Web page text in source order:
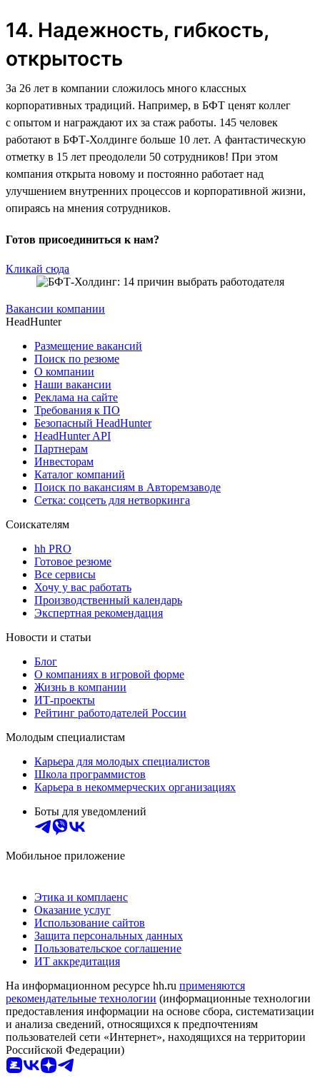
14. Надежность, гибкость,
открытость
За 26 лет в компании сложилось много классных
корпоративных традиций. Например, в БФТ ценят коллег
с опытом и награждают их за стаж работы. 145 человек
работают в БФТ-Холдинге больше 10 лет. А фантастическую
отметку в 15 лет преодолели 50 сотрудников! При этом
компания открыта новому и постоянно работает над
улучшением внутренних процессов и корпоративной жизни,
опираясь на мнения сотрудников.
Готов присоединиться к нам?
Кликай сюда
Вакансии компании
HeadHunter
Размещение вакансий
Поиск по резюме
О компании
Наши вакансии
Реклама на сайте
Требования к ПО
Безопасный HeadHunter
HeadHunter API
Партнерам
Инвесторам
Каталог компаний
Поиск по вакансиям в Авторемзаводе
Сетка: соцсеть для нетворкинга
Соискателям
hh PRO
Готовое резюме
Все сервисы
Хочу у вас работать
Производственный календарь
Экспертная рекомендация
Новости и статьи
Блог
О компаниях в игровой форме
Жизнь в компании
ИТ-проекты
Рейтинг работодателей России
Молодым специалистам
Карьера для молодых специалистов
Школа программистов
Карьера в некоммерческих организациях
Боты для уведомлений
Мобильное приложение
Этика и комплаенс
Оказание услуг
Использование сайтов
Защита персональных данных
Пользовательское соглашение
ИТ аккредитация
На информационном ресурсе hh.ru применяются
рекомендательные технологии (информационные технологии
предоставления информации на основе сбора, систематизации
и анализа сведений, относящихся к предпочтениям
пользователей сети «Интернет», находящихся на территории
Российской Федерации)